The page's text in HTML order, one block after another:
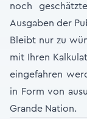
noch
Ausgaben der
Bleibt nur zu
mit Ihren
eingefahren
in Form von
Grande Nation.